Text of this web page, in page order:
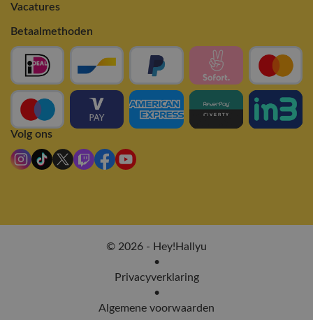
Vacatures
Betaalmethoden
Volg ons
© 2026 - Hey!Hallyu
•
Privacyverklaring
•
Algemene voorwaarden